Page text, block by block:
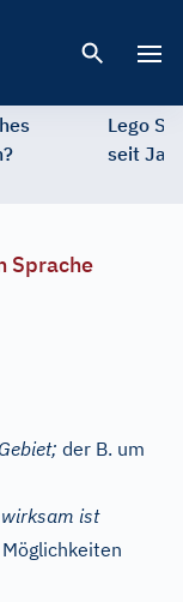
Lego
seit
Sprache
der B. um
ist